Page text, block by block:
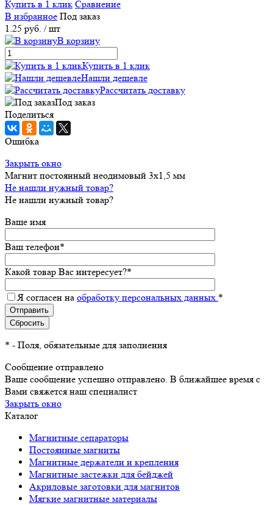
Купить в 1 клик Сравнение
В избранное Под заказ
1.25 руб. / шт
В корзину
Купить в 1 клик
Нашли дешевле
Рассчитать доставку
Под заказ
Поделиться
Ошибка
Закрыть окно
Магнит постоянный неодимовый 3х1,5 мм
Не нашли нужный товар?
Не нашли нужный товар?
Ваше имя
Ваш телефон*
Какой товар Вас интересует?*
Я согласен на обработку персональных данных. *
* - Поля, обязательные для заполнения
Сообщение отправлено
Ваше сообщение успешно отправлено. В ближайшее время с
Вами свяжется наш специалист
Закрыть окно
Каталог
Магнитные сепараторы
Постоянные магниты
Магнитные держатели и крепления
Магнитные застежки для бейджей
Акриловые заготовки для магнитов
Мягкие магнитные материалы